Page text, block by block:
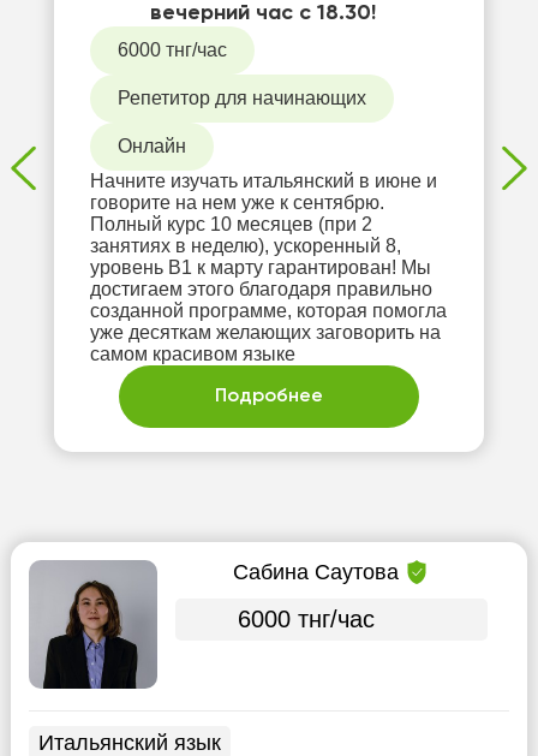
вечерний час с 18.30!
6000 тнг/час
Репетитор для начинающих
Онлайн
Начните изучать итальянский в июне и
говорите на нем уже к сентябрю.
Полный курс 10 месяцев (при 2
занятиях в неделю), ускоренный 8,
уровень В1 к марту гарантирован! Мы
достигаем этого благодаря правильно
созданной программе, которая помогла
уже десяткам желающих заговорить на
самом красивом языке
Подробнее
Сабина Саутова
6000 тнг/час
Итальянский язык